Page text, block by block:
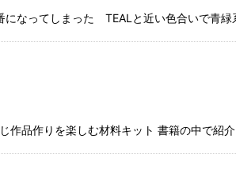
なってしまった TEALと近い色合いで青緑
作りを楽しむ材料キット 書籍の中で紹介